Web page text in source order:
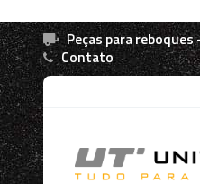
Peças para reboques
Contato